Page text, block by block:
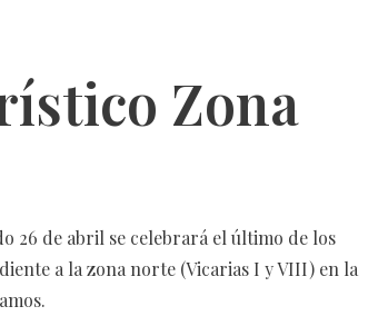
Zona
26 de abril se celebrará el último de los
a la zona norte (Vicarias I y VIII) en la